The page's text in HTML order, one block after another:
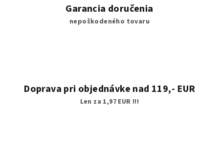
Garancia doručenia
nepoškodeného tovaru
Doprava pri objednávke nad 119,- EUR
Len za 1,97 EUR !!!